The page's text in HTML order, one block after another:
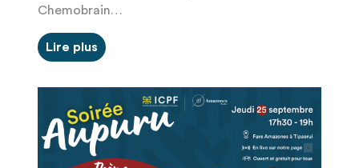
Chemobrain…
Lire plus